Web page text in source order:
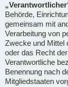
Behörde,
gemeinsam mit
Verarbeitung von
Zwecke und Mittel
oder das Recht
Verantwortliche
Benennung nach
Mitgliedstaaten